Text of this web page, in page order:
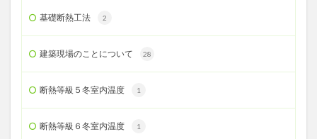
基礎断熱工法 2
建築現場のことについて 28
断熱等級５冬室内温度 1
断熱等級６冬室内温度 1